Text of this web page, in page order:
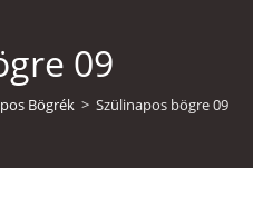
09
Bögrék > Szülinapos bögre 09